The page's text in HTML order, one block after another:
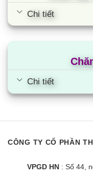
Mang đến
kể từ khi bật
căn phòng của
Điều hòa 24000
làm lạnh nhanh
đạt nhiệt độ làm
suất quạt “hạ”
Chi tiết
Chi tiết
CÔNG TY CỔ PHẦN
VPGD HN : Số 44,